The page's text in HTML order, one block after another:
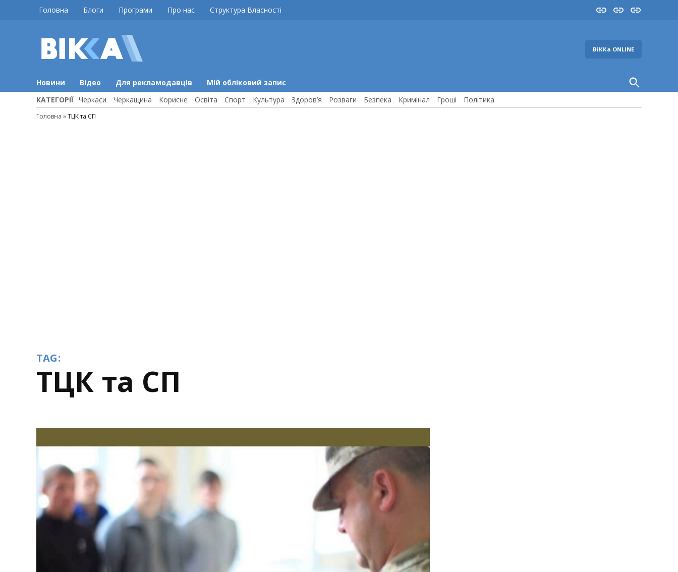
Головна Блоги Програми Про нас Структура Власності InstaYouTube
FB
ВіККа ONLINE
Новини Відео Для рекламодавців Мій обліковий запис
Open
Search
КАТЕГОРІЇ Черкаси Черкащина Корисне Освіта Спорт Культура Здоров’я Розваги Безпека Кримінал Гроші Політика
Головна »ТЦК та СП
TAG:
ТЦК та СП